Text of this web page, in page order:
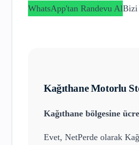
WhatsApp'tan Randevu AlBizi
KağıthaneMotorlu
Kağıthane bölgesine
Evet, NetPerde olarak